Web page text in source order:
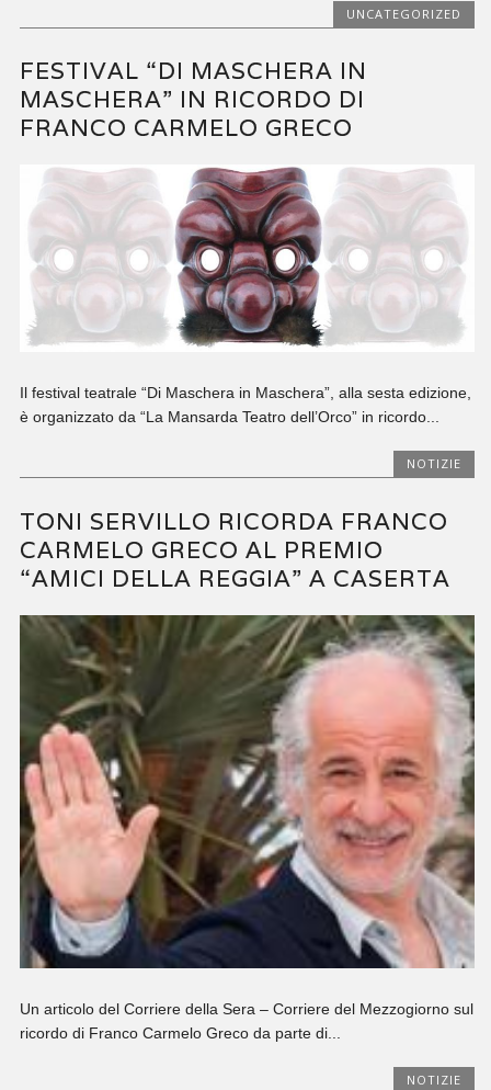
UNCATEGORIZED
FESTIVAL “DI MASCHERA IN
MASCHERA” IN RICORDO DI
FRANCO CARMELO GRECO
Il festival teatrale “Di Maschera in Maschera”, alla sesta edizione,
è organizzato da “La Mansarda Teatro dell’Orco” in ricordo...
NOTIZIE
TONI SERVILLO RICORDA FRANCO
CARMELO GRECO AL PREMIO
“AMICI DELLA REGGIA” A CASERTA
Un articolo del Corriere della Sera – Corriere del Mezzogiorno sul
ricordo di Franco Carmelo Greco da parte di...
NOTIZIE